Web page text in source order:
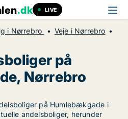
.dk LIVE
i Nørrebro
Veje i Nørrebro
på
Nørrebro
på Humlebækgade i
andelsboliger, herunder